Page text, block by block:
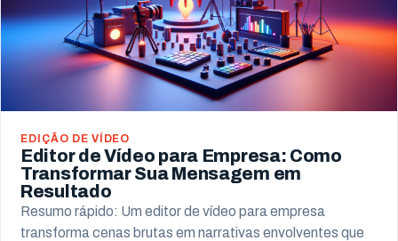
EDIÇÃO DE VÍDEO
Editor de Vídeo para Empresa: Como
Transformar Sua Mensagem em
Resultado
Resumo rápido: Um editor de vídeo para empresa
transforma cenas brutas em narrativas envolventes que